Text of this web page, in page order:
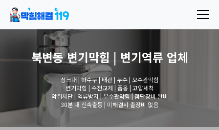
북변동 변기막힘 | 변기역류 업체
싱크대 | 하수구 | 배관 | 누수 | 오수관막힘
변기막힘 | 수전교체 | 폽옵 | 고압세척
악취차단 | 역류방지 | 우수관막힘 | 첨단장비 완비
30분 내 신속출동 | 미해결시 출장비 없음